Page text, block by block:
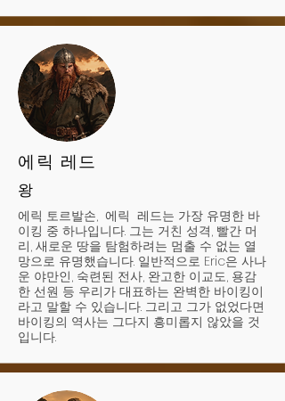
에릭 레드
왕
에릭 토르발손, 에릭 레드는 가장 유명한 바
이킹 중 하나입니다. 그는 거친 성격, 빨간 머
리, 새로운 땅을 탐험하려는 멈출 수 없는 열
망으로 유명했습니다. 일반적으로 Eric은 사나
운 야만인, 숙련된 전사, 완고한 이교도, 용감
한 선원 등 우리가 대표하는 완벽한 바이킹이
라고 말할 수 있습니다. 그리고 그가 없었다면
바이킹의 역사는 그다지 흥미롭지 않았을 것
입니다.